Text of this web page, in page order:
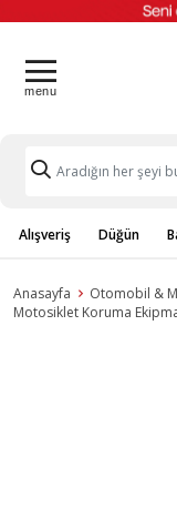
Alışveriş Düğün
Anasayfa Otomobil &
Motosiklet Koruma